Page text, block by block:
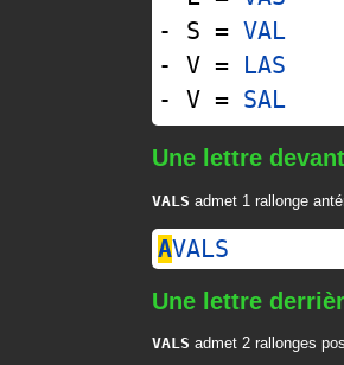
- S = VAL
- V = LAS
- V = SAL
Une lettre devant
VALS admet 1 rallonge
AVALS
Une lettre
VALS admet 2 rallonges